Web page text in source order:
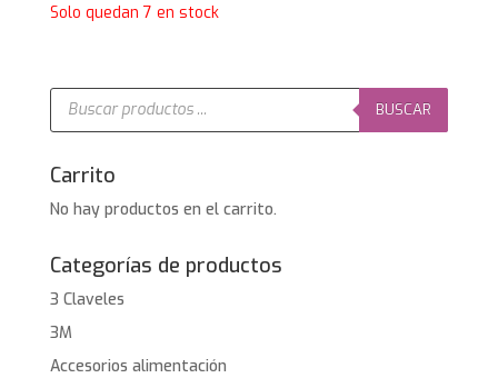
precio
9,95€.
precio
6,20€.
Solo quedan 7 en stock
Búsqueda
productos
BUSCAR
Carrito
No hay productos en el carrito.
Categorías de productos
3 Claveles
3M
Accesorios alimentación